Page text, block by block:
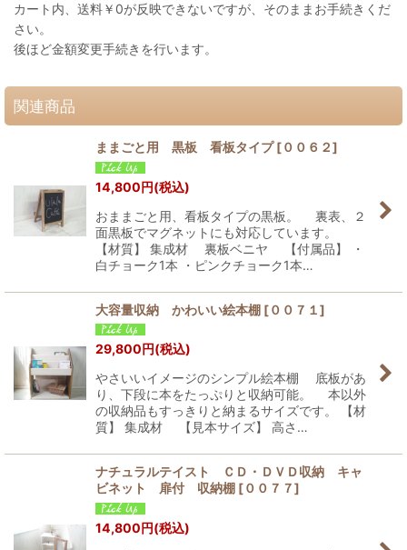
カート内、送料￥0が反映できないですが、そのままお手続きくだ
さい。
後ほど金額変更手続きを行います。
関連商品
ままごと用 黒板 看板タイプ [００６２]
14,800円(税込)
おままごと用、看板タイプの黒板。 裏表、２
面黒板でマグネットにも対応しています。
【材質】 集成材 裏板ベニヤ 【付属品】 ・
白チョーク1本 ・ピンクチョーク1本…
大容量収納 かわいい絵本棚 [００７１]
29,800円(税込)
やさいいイメージのシンプル絵本棚 底板があ
り、下段に本をたっぷりと収納可能。 本以外
の収納品もすっきりと納まるサイズです。 【材
質】 集成材 【見本サイズ】 高さ…
ナチュラルテイスト ＣＤ・ＤＶＤ収納 キャ
ビネット 扉付 収納棚 [００７７]
14,800円(税込)